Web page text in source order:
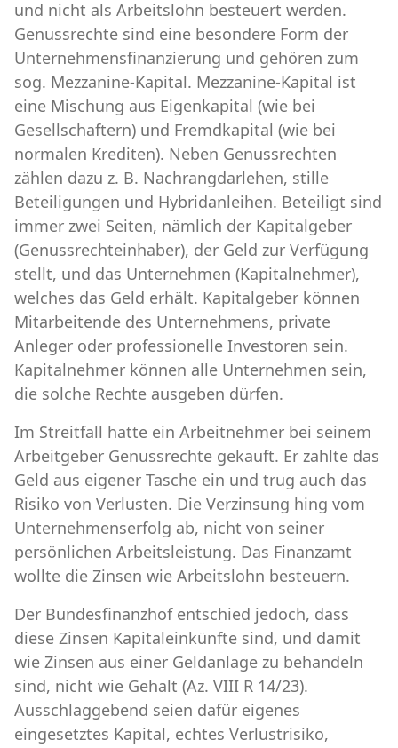
und nicht als Arbeitslohn besteuert werden.
Genussrechte sind eine besondere Form der
Unternehmensfinanzierung und gehören zum
sog. Mezzanine-Kapital. Mezzanine-Kapital ist
eine Mischung aus Eigenkapital (wie bei
Gesellschaftern) und Fremdkapital (wie bei
normalen Krediten). Neben Genussrechten
zählen dazu z. B. Nachrangdarlehen, stille
Beteiligungen und Hybridanleihen. Beteiligt sind
immer zwei Seiten, nämlich der Kapitalgeber
(Genussrechteinhaber), der Geld zur Verfügung
stellt, und das Unternehmen (Kapitalnehmer),
welches das Geld erhält. Kapitalgeber können
Mitarbeitende des Unternehmens, private
Anleger oder professionelle Investoren sein.
Kapitalnehmer können alle Unternehmen sein,
die solche Rechte ausgeben dürfen.
Im Streitfall hatte ein Arbeitnehmer bei seinem
Arbeitgeber Genussrechte gekauft. Er zahlte das
Geld aus eigener Tasche ein und trug auch das
Risiko von Verlusten. Die Verzinsung hing vom
Unternehmenserfolg ab, nicht von seiner
persönlichen Arbeitsleistung. Das Finanzamt
wollte die Zinsen wie Arbeitslohn besteuern.
Der Bundesfinanzhof entschied jedoch, dass
diese Zinsen Kapitaleinkünfte sind, und damit
wie Zinsen aus einer Geldanlage zu behandeln
sind, nicht wie Gehalt (Az. VIII R 14/23).
Ausschlaggebend seien dafür eigenes
eingesetztes Kapital, echtes Verlustrisiko,